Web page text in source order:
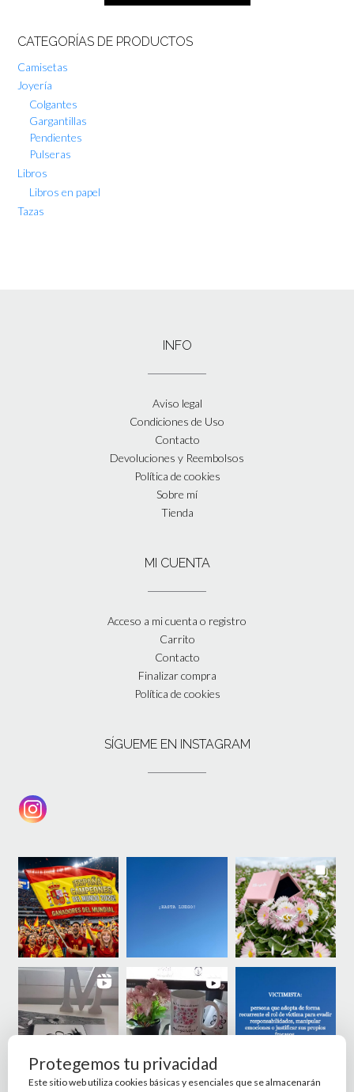
CATEGORÍAS DE PRODUCTOS
Camisetas
Joyería
Colgantes
Gargantillas
Pendientes
Pulseras
Libros
Libros en papel
Tazas
INFO
Aviso legal
Condiciones de Uso
Contacto
Devoluciones y Reembolsos
Política de cookies
Sobre mí
Tienda
MI CUENTA
Acceso a mi cuenta o registro
Carrito
Contacto
Finalizar compra
Política de cookies
SÍGUEME EN INSTAGRAM
Protegemos tu privacidad
Este sitio web utiliza cookies básicas y esenciales que se almacenarán